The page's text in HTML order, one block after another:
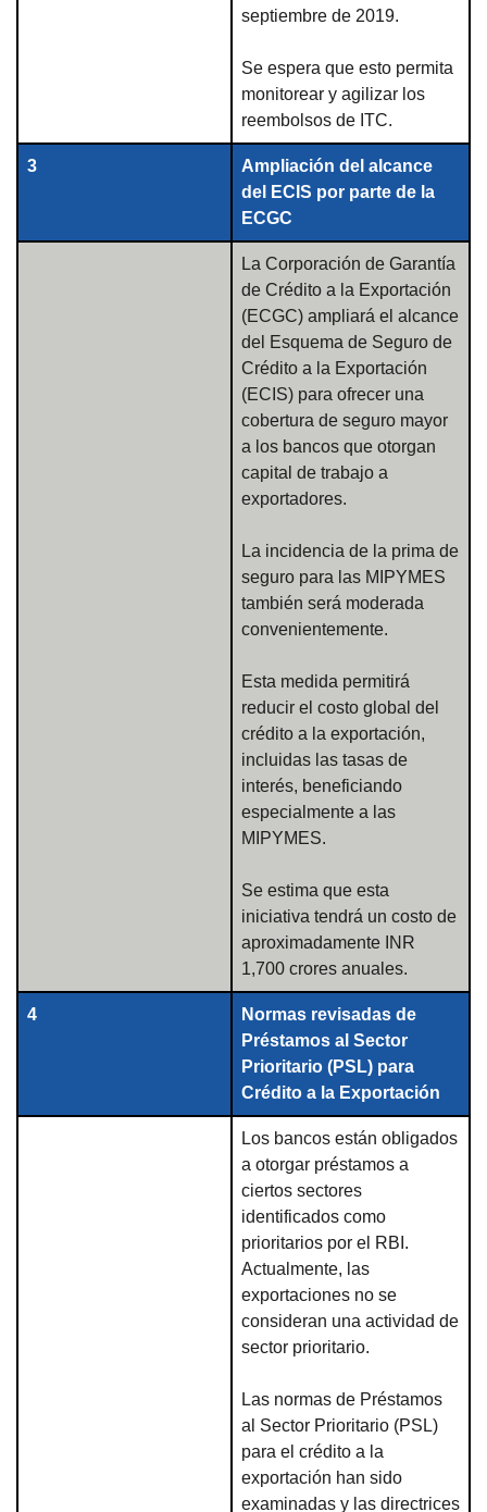
septiembre de 2019.
Se espera que esto permita
monitorear y agilizar los
reembolsos de ITC.
3
Ampliación del alcance
del ECIS por parte de la
ECGC
La Corporación de Garantía
de Crédito a la Exportación
(ECGC) ampliará el alcance
del Esquema de Seguro de
Crédito a la Exportación
(ECIS) para ofrecer una
cobertura de seguro mayor
a los bancos que otorgan
capital de trabajo a
exportadores.
La incidencia de la prima de
seguro para las MIPYMES
también será moderada
convenientemente.
Esta medida permitirá
reducir el costo global del
crédito a la exportación,
incluidas las tasas de
interés, beneficiando
especialmente a las
MIPYMES.
Se estima que esta
iniciativa tendrá un costo de
aproximadamente INR
1,700 crores anuales.
4
Normas revisadas de
Préstamos al Sector
Prioritario (PSL) para
Crédito a la Exportación
Los bancos están obligados
a otorgar préstamos a
ciertos sectores
identificados como
prioritarios por el RBI.
Actualmente, las
exportaciones no se
consideran una actividad de
sector prioritario.
Las normas de Préstamos
al Sector Prioritario (PSL)
para el crédito a la
exportación han sido
examinadas y las directrices